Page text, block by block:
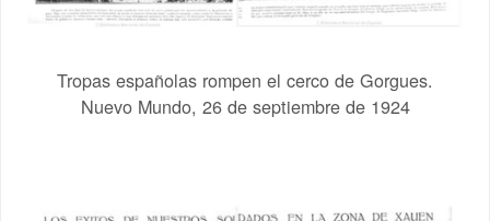
Tropas españolas rompen el cerco de Gorgues.
Nuevo Mundo, 26 de septiembre de 1924